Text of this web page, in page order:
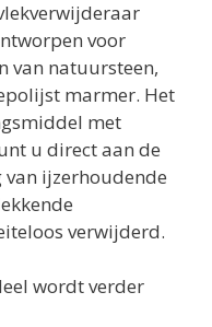
voor
van natuursteen,
marmer. Het
met
u direct aan de
van ijzerhoudende
verwijderd.
wordt verder